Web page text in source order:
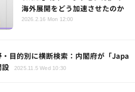
海外展開をどう加速させたのか
2026.2.16 Mon 12:00
目的別に横断検索：内閣府が「Japa
2025.11.5 Wed 10:30